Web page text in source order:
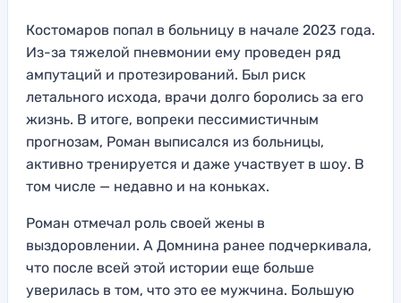
Костомаров попал в больницу в начале 2023 года.
Из-за тяжелой пневмонии ему проведен ряд
ампутаций и протезирований. Был риск
летального исхода, врачи долго боролись за его
жизнь. В итоге, вопреки пессимистичным
прогнозам, Роман выписался из больницы,
активно тренируется и даже участвует в шоу. В
том числе — недавно и на коньках.
Роман отмечал роль своей жены в
выздоровлении. А Домнина ранее подчеркивала,
что после всей этой истории еще больше
уверилась в том, что это ее мужчина. Большую